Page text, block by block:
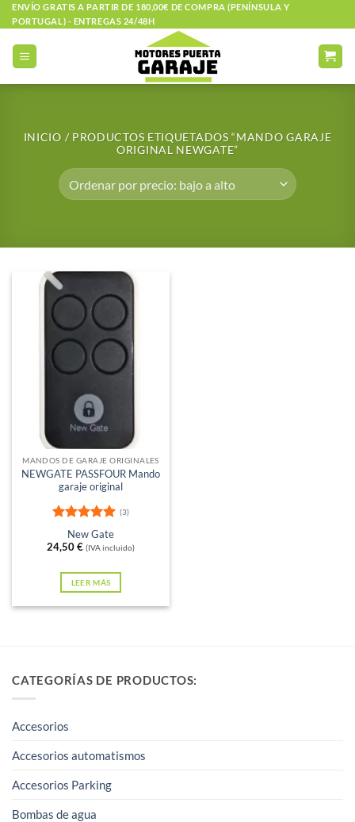
Saltar
al
contenido
ENVÍO GRATIS A PARTIR DE 180,00€ DE COMPRA (PENÍNSULA Y
PORTUGAL) - ENTREGAS 24/48H
INICIO /PRODUCTOS ETIQUETADOS “MANDO GARAJE
ORIGINAL NEWGATE”
Sin existencias
MANDOS DE GARAJE ORIGINALES
NEWGATE PASSFOUR Mando
garaje original
Valorado
con5 de 5
(3)
New Gate
24,50€ (IVA incluido)
LEER MÁS
CATEGORÍAS DE PRODUCTOS:
Accesorios
Accesorios automatismos
Accesorios Parking
Bombas de agua